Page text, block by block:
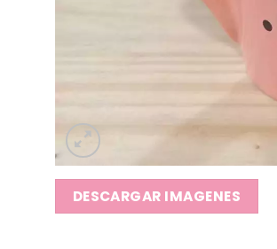
DESCARGAR IMAGENES